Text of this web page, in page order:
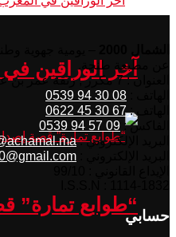
آخر الوراقين
“طوابع تمارة”
عن مطبعة طنجة.
العنوان : 7 مكرر , زنقة عمر بن عبدالعزيز , طنجة
08 30 94 0539
الهاتف :67 30 45 0622
الفاكس : 09 57 94 0539
البريد الإلكتروني :
حسابي